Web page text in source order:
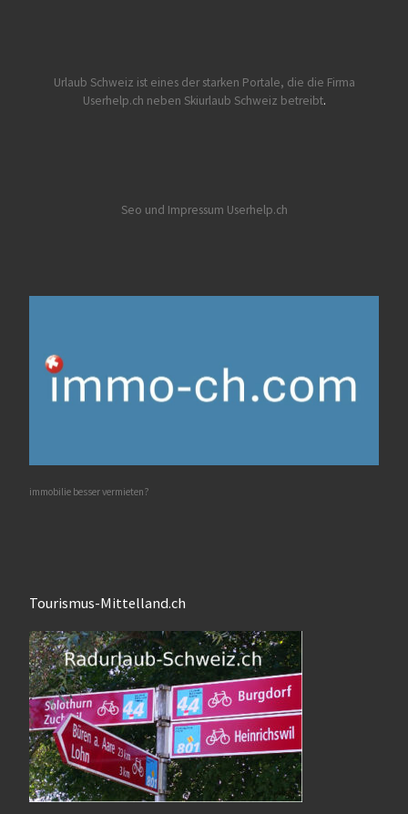
Urlaub Schweiz ist eines der starken Portale, die die Firma
Userhelp.ch neben Skiurlaub Schweiz betreibt.
Seo und Impressum Userhelp.ch
immobilie besser vermieten?
Tourismus-Mittelland.ch